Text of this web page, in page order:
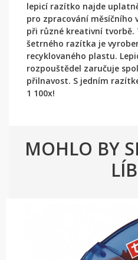
lepicí razítko najde
pro zpracování měsíčního
při různé kreativní tvorbě.
šetrného razítka je
recyklovaného plastu.
rozpouštědel zaručuje
přilnavost. S jedním
1 100x!
MOHLO BY